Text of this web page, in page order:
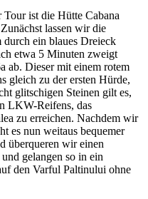
Tour ist die Hütte Cabana
lassen wir die
ein blaues Dreieck
etwa 5 Minuten zweigt
ab. Dieser mit einem rotem
gleich zu der ersten Hürde,
glitschigen Steinen gilt es,
LKW-Reifens, das
zu erreichen. Nachdem wir
es nun weitaus bequemer
überqueren wir einen
gelangen so in ein
den Varful Paltinului ohne